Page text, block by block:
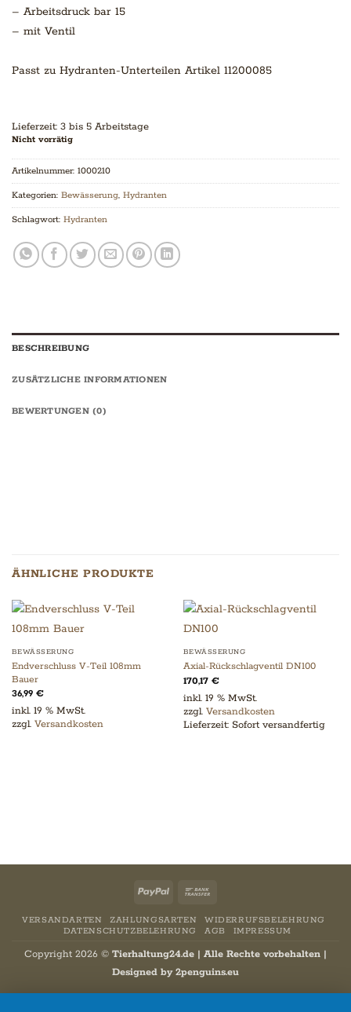
– Arbeitsdruck bar 15
– mit Ventil
Passt zu Hydranten-Unterteilen Artikel 11200085
Lieferzeit: 3 bis 5 Arbeitstage
Nicht vorrätig
Artikelnummer: 1000210
Kategorien: Bewässerung, Hydranten
Schlagwort: Hydranten
BESCHREIBUNG
ZUSÄTZLICHE INFORMATIONEN
BEWERTUNGEN (0)
ÄHNLICHE PRODUKTE
BEWÄSSERUNG
Endverschluss V-Teil 108mm
Bauer
36,99 €
inkl. 19 % MwSt.
zzgl. Versandkosten
BEWÄSSERUNG
Axial-Rückschlagventil DN100
170,17 €
inkl. 19 % MwSt.
zzgl. Versandkosten
Lieferzeit: Sofort versandfertig
PayPal
VERSANDARTEN ZAHLUNGSARTEN
WIDERRUFSBELEHRUNG
DATENSCHUTZBELEHRUNG
AGB IMPRESSUM
Copyright 2026 © Tierhaltung24.de | Alle Rechte vorbehalten |
Designed by2penguins.eu